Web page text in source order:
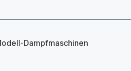
Dampfmaschinen